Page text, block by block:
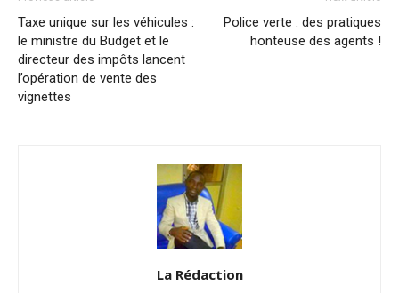
Taxe unique sur les véhicules :
le ministre du Budget et le
directeur des impôts lancent
l’opération de vente des
vignettes
Police verte : des pratiques
honteuse des agents !
La Rédaction